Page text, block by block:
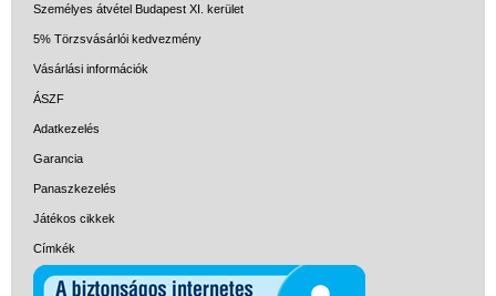
Személyes átvétel Budapest XI. kerület
5% Törzsvásárlói kedvezmény
Vásárlási információk
ÁSZF
Adatkezelés
Garancia
Panaszkezelés
Játékos cikkek
Címkék